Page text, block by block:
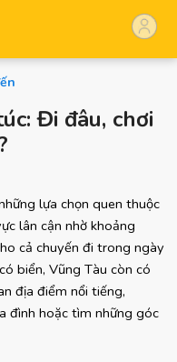
Đi đâu, chơi
lựa chọn quen thuộc
lân cận nhờ khoảng
cả chuyến đi trong ngày
biển, Vũng Tàu còn có
địa điểm nổi tiếng,
đình hoặc tìm những góc